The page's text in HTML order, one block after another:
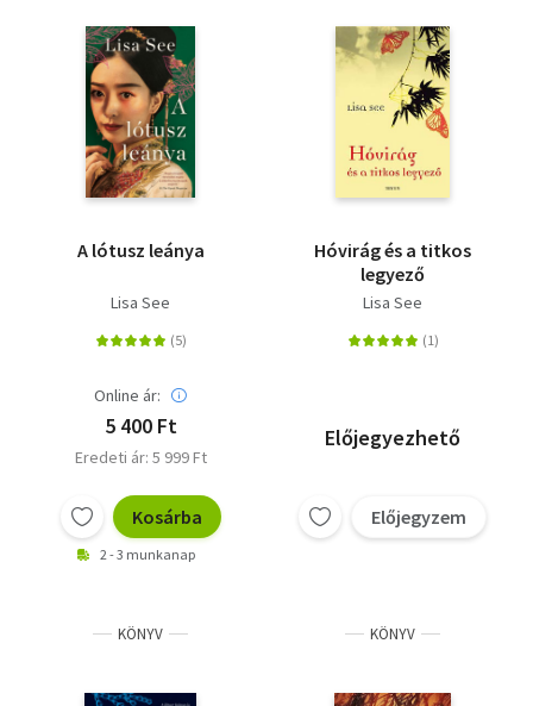
A lótusz leánya
Lisa See
Online ár:
5 400 Ft
Eredeti ár: 5 999 Ft
Kosárba
2 - 3 munkanap
Hóvirág és a titkos
legyező
Lisa See
Előjegyezhető
Előjegyzem
KÖNYV KÖNYV